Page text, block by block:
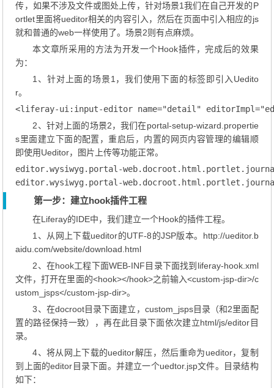
传，如果不涉及文件或图处上传，针对场景1我们在自己开发的P
ortlet里面将ueditor相关的内容引入，然后在页面中引入相应的js
就和普通的web一样使用了。场景2则有点麻烦。
本文章所采用的方法为开发一个Hook插件，完成后的效果
为：
1、针对上面的场景1，我们使用下面的标签即引入Uedito
r。
2、针对上面的场景2，我们在portal-setup-wizard.propertie
s里面建立下面的配置，重启后，内置的网页内容管理的编辑顺
即使用Ueditor，图片上传等功能正常。
editor.wysiwyg.portal-
editor.wysiwyg.portal-
第一步：建立hook插件工程
在Liferay的IDE中，我们建立一个Hook的插件工程。
1、从网上下载ueditor的UTF-8的JSP版本。http://ueditor.b
aidu.com/website/download.html
2、在hook工程下面WEB-INF目录下面找到liferay-hook.xml
文件，打开在里面的<hook></hook>之前输入<custom-jsp-dir>/c
ustom_jsps</custom-jsp-dir>。
3、在docroot目录下面建立，custom_jsps目录（和2里面配
置的路径保持一致），再在此目录下面依次建立html/js/editor目
录。
4、将从网上下载的ueditor解压，然后重命为ueditor，复制
到上面的editor目录下面。并建立一个uedtor.jsp文件。目录结构
如下：